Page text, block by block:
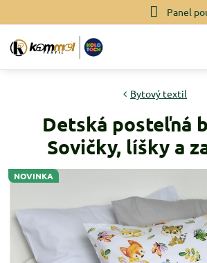
Panel
NOVINKA
Bytový textil
Detská posteľná
Sovičky, líšky a